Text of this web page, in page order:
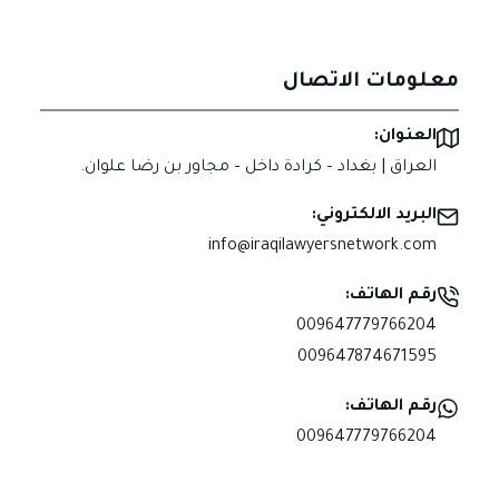
معلومات الاتصال
العنوان:
العراق | بغداد – كرادة داخل – مجاور بن رضا علوان.
البريد الالكتروني:
info@iraqilawyersnetwork.com
رقم الهاتف:
009647779766204
009647874671595
رقم الهاتف:
009647779766204